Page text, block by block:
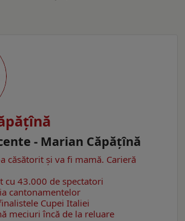
- Marian Căpăţînă
căsătorit şi va fi mamă. Carieră
cu 43.000 de spectatori
cantonamentelor
Cupei Italiei
meciuri încă de la reluare